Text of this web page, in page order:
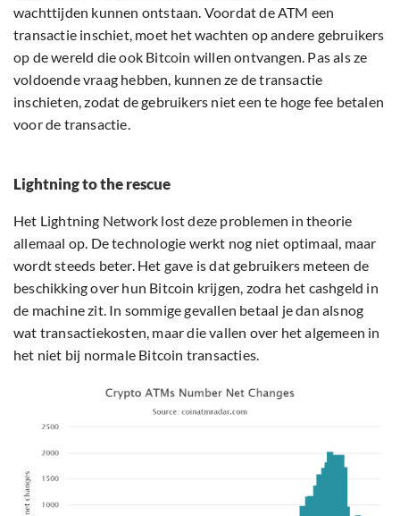
wachttijden kunnen ontstaan. Voordat de ATM een
transactie inschiet, moet het wachten op andere gebruikers
op de wereld die ook Bitcoin willen ontvangen. Pas als ze
voldoende vraag hebben, kunnen ze de transactie
inschieten, zodat de gebruikers niet een te hoge fee betalen
voor de transactie.
Lightning to the rescue
Het Lightning Network lost deze problemen in theorie
allemaal op. De technologie werkt nog niet optimaal, maar
wordt steeds beter. Het gave is dat gebruikers meteen de
beschikking over hun Bitcoin krijgen, zodra het cashgeld in
de machine zit. In sommige gevallen betaal je dan alsnog
wat transactiekosten, maar die vallen over het algemeen in
het niet bij normale Bitcoin transacties.